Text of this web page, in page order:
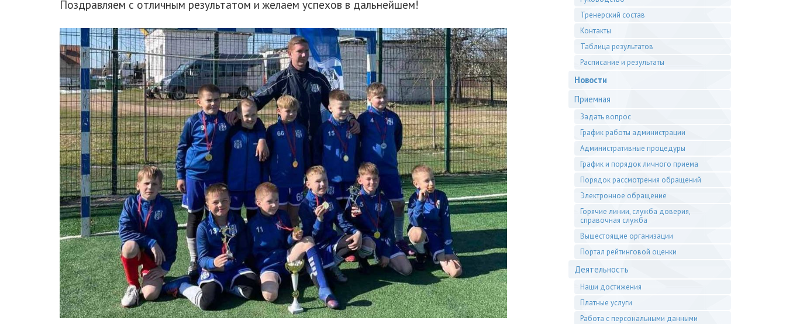
Поздравляем с отличным результатом и желаем успехов в дальнейшем!
Тренерский состав
Контакты
Таблица результатов
Расписание и результаты
Новости
Приемная
Задать вопрос
График работы администрации
Административные процедуры
График и порядок личного приема
Порядок рассмотрения обращений
Электронное обращение
Горячие линии, служба доверия,
справочная служба
Вышестоящие организации
Портал рейтинговой оценки
Деятельность
Наши достижения
Платные услуги
Работа с персональными данными